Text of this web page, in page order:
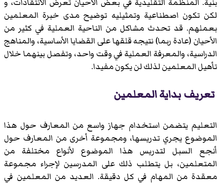
لكن تكون اصطناعية وتمثيليه توضيح مدى خبرة المعلمين
بعملهم. قد تحدث مشاكل من الناحية العملية في كثير من
الأحيان (عادة ربما) نتيجه قلقها على القضايا الأساسية، والمناهج
الدراسية، والمعرفة العملية في وقت واحد، وتفصل بينهما خلال
تأهيل المعلمين لذلك لن يكون مفيدا.
تعريف بداية المعلمين
التعليم يتضمن استخدام جهاز واسع من المعارف حول هذا
الموضوع يجري تدريسها، ومجموعة أخرى من المعارف حول
أنجع السبل لتدريس هذا الموضوع لأنواع مختلفة من
المتعلمين، بل يتطلب ذلك على المدرسين لإجراء مجموعة
معقدة من المهام في كل دقيقة. العديد من المعلمين في